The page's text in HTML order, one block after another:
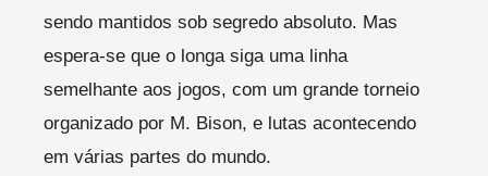
sendo mantidos sob segredo absoluto. Mas
espera-se que o longa siga uma linha
semelhante aos jogos, com um grande torneio
organizado por M. Bison, e lutas acontecendo
em várias partes do mundo.